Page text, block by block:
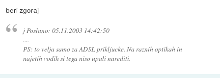
beri zgoraj
j Poslano: 05.11.2003 14:42:50
....
PS: to velja samo za ADSL prikljucke. Na raznih optikah in
najetih vodih si tega niso upali narediti.